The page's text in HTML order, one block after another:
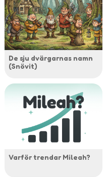
De sju dvärgarnas namn
(Snövit)
Varför trendar Mileah?